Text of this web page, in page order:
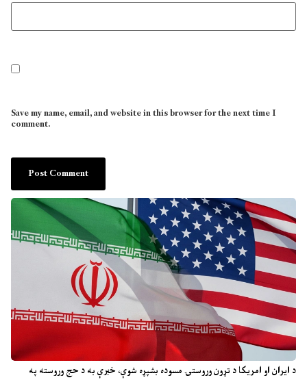
د ایران او امریکا د تړون وروستۍ مسوده بشپړه شوې، خبرې به د حج وروسته په
Save my name, email, and website in this browser for the next time I
comment.